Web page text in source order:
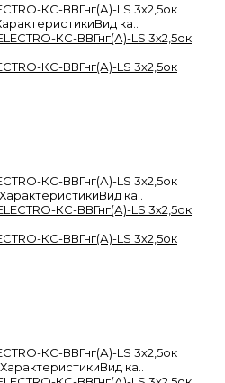
КС-ВВГнг(А)-LS 3х2,5ок
ка..
КС-ВВГнг(А)-LS 3х2,5ок
КС-ВВГнг(А)-LS 3х2,5ок
ка..
КС-ВВГнг(А)-LS 3х2,5ок
КС-ВВГнг(А)-LS 3х2,5ок
ка..